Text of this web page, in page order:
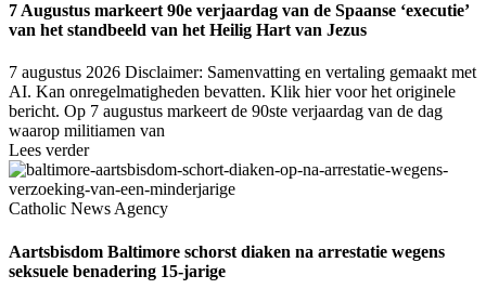
7 Augustus markeert 90e verjaardag van de Spaanse ‘executie’
van het standbeeld van het Heilig Hart van Jezus
7 augustus 2026 Disclaimer: Samenvatting en vertaling gemaakt met
AI. Kan onregelmatigheden bevatten. Klik hier voor het originele
bericht. Op 7 augustus markeert de 90ste verjaardag van de dag
waarop militiamen van
Lees verder
Catholic News Agency
Aartsbisdom Baltimore schorst diaken na arrestatie wegens
seksuele benadering 15-jarige